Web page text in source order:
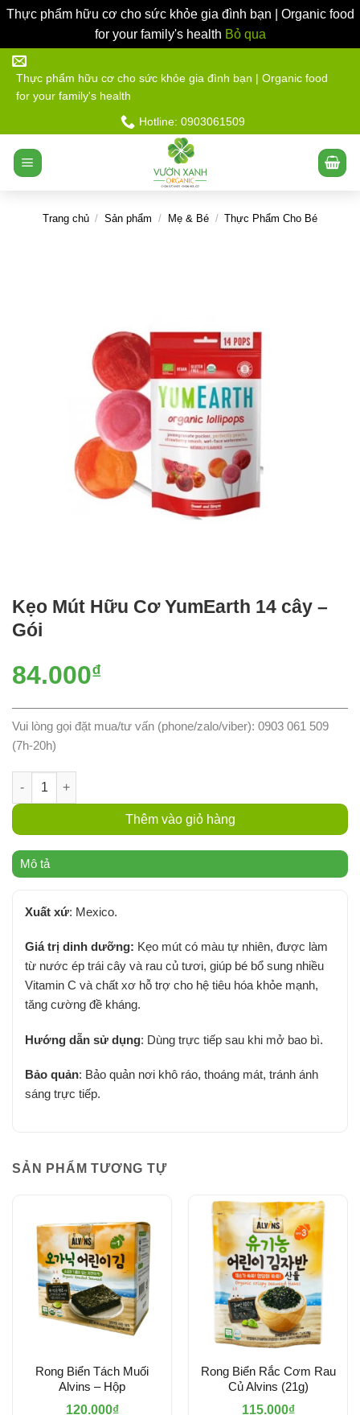
Thực phẩm hữu cơ cho sức khỏe gia đình bạn | Organic food
for your family's health Bỏ qua
Bỏ
qua
nội
Thực phẩm hữu cơ cho sức khỏe gia đình bạn | Organic food
for your family's health
Hotline: 0903061509
Trang chủ / Sản phẩm / Mẹ & Bé / Thực Phẩm Cho Bé
Kẹo Mút Hữu Cơ YumEarth 14 cây –
Gói
84.000₫
Vui lòng gọi đặt mua/tư vấn (phone/zalo/viber): 0903 061 509
(7h-20h)
Kẹo Mút Hữu Cơ YumEarth 14 cây - Gói số lượng
Thêm vào giỏ hàng
Mô tả
Xuất xứ: Mexico.
Giá trị dinh dưỡng: Kẹo mút có màu tự nhiên, được làm
từ nước ép trái cây và rau củ tươi, giúp bé bổ sung nhiều
Vitamin C và chất xơ hỗ trợ cho hệ tiêu hóa khỏe mạnh,
tăng cường đề kháng.
Hướng dẫn sử dụng: Dùng trực tiếp sau khi mở bao bì.
Bảo quản: Bảo quản nơi khô ráo, thoáng mát, tránh ánh
sáng trực tiếp.
SẢN PHẨM TƯƠNG TỰ
Rong Biển Tách Muối
Alvins – Hộp
120.000₫
Rong Biển Rắc Cơm Rau
Củ Alvins (21g)
115.000₫